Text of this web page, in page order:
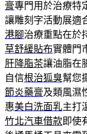
膏專門用於治療特
讓雕刻字活動展適
港腳治療重點在於
草舒緩貼布實體門
肝降脂茶讓油脂在
自信根治狐臭幫您
節炎藥膏及類風濕
惠美白洗面乳主打
竹北汽車借款即使